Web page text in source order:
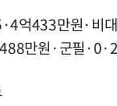
억433만원·비
만원·군필